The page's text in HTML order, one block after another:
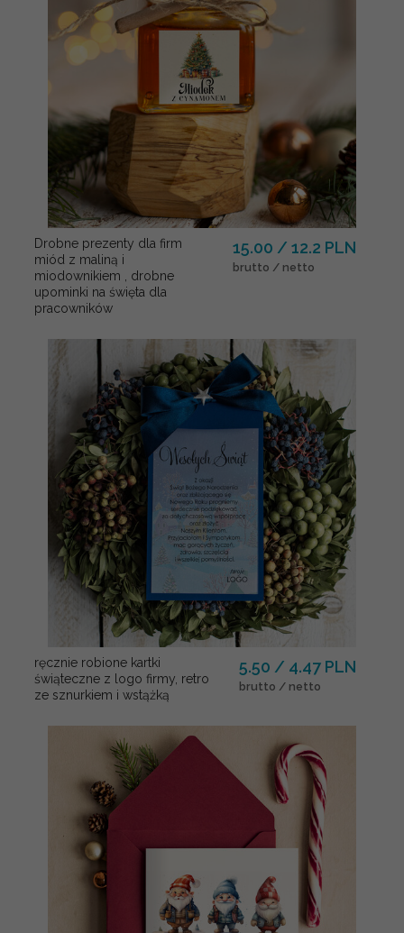
Drobne prezenty dla firm
miód z maliną i
miodownikiem , drobne
upominki na święta dla
pracowników
15.00 / 12.2 PLN
brutto / netto
ręcznie robione kartki
świąteczne z logo firmy, retro
ze sznurkiem i wstążką
5.50 / 4.47 PLN
brutto / netto